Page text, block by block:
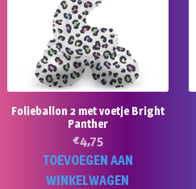
Folieballon 2 met voetje Bright
Panther
€4,75
TOEVOEGEN AAN
WINKELWAGEN